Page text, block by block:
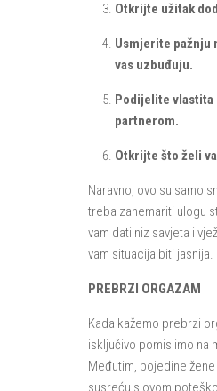
Otkrijte užitak
Usmjerite pažnju
vas uzbuđuju.
Podijelite vlastita
partnerom.
Otkrijte što želi
Naravno, ovo su samo
treba zanemariti ulogu
vam dati niz savjeta i
vam situacija biti jasnija.
PREBRZI ORGAZAM
Kada kažemo prebrzi
isključivo pomislimo na
Međutim, pojedine
susreću s ovom